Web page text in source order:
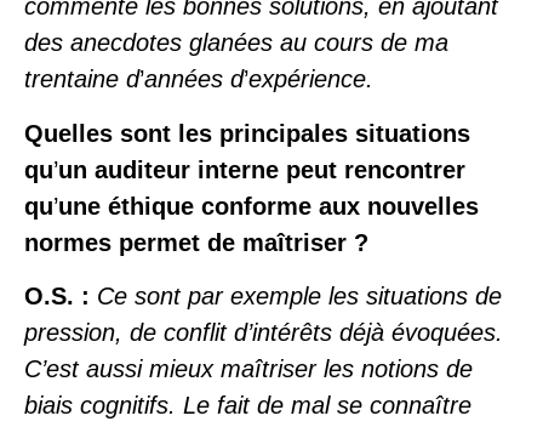
commente les bonnes solutions, en ajoutant
des anecdotes glanées au cours de ma
trentaine d’années d’expérience.
Quelles sont les principales situations
qu’un auditeur interne peut rencontrer
qu’une éthique conforme aux nouvelles
normes permet de maîtriser ?
O.S. : Ce sont par exemple les situations de
pression, de conflit d’intérêts déjà évoquées.
C’est aussi mieux maîtriser les notions de
biais cognitifs. Le fait de mal se connaître